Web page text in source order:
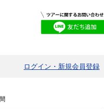
ログイン・新規会員登録